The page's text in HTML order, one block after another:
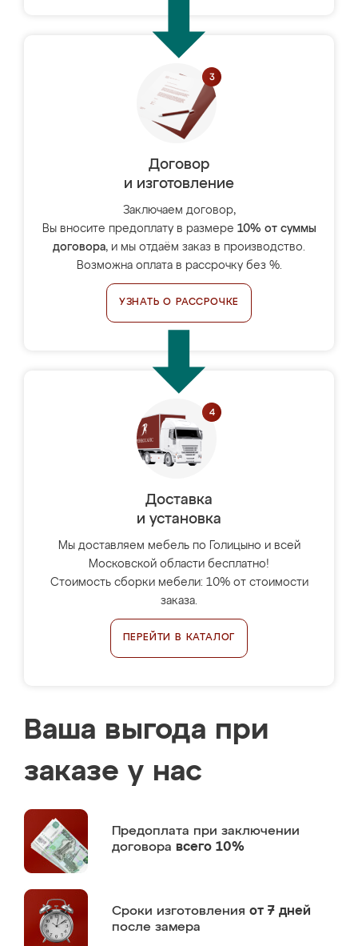
Договор
и изготовление
Заключаем договор,
Вы вносите предоплату в размере 10% от суммы
договора, и мы отдаём заказ в производство.
Возможна оплата в рассрочку без %.
УЗНАТЬ О РАССРОЧКЕ
Доставка
и установка
Мы доставляем мебель по Голицыно и всей
Московской области бесплатно!
Стоимость сборки мебели: 10% от стоимости
заказа.
ПЕРЕЙТИ В КАТАЛОГ
Ваша выгода при
заказе у нас
Предоплата при заключении
договора всего 10%
Сроки изготовления от 7 дней
после замера